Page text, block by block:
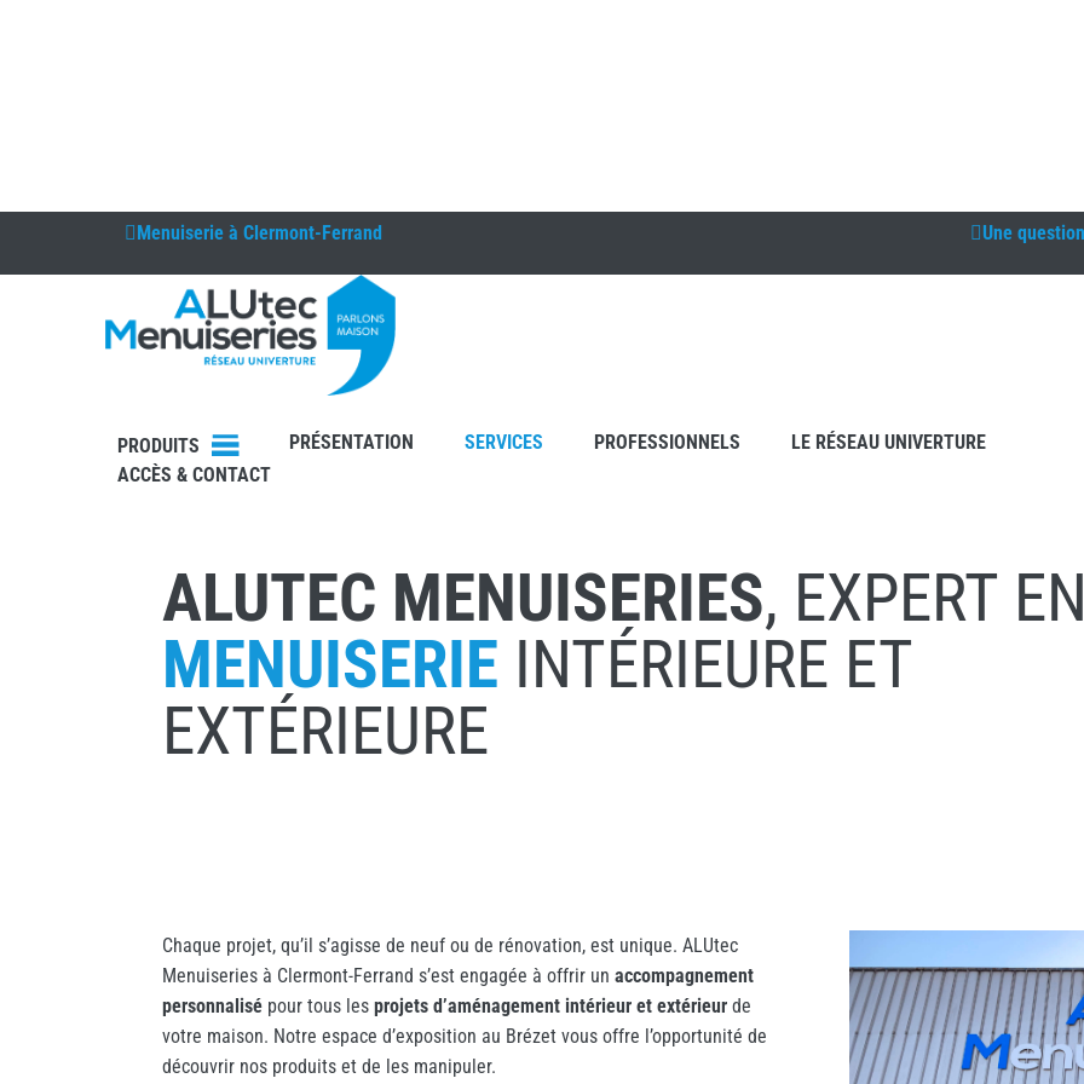
Menuiserie à Clermont-Ferrand Une
PRODUITS PRÉSENTATION SERVICES PROFESSIONNELS
LE RÉSEAU UNIVERTURE
ACCÈS & CONTACT
ALUTEC MENUISERIES, EXPERT
MENUISERIE INTÉRIEURE ET
EXTÉRIEURE
Chaque projet, qu’il s’agisse de neuf ou de rénovation, est unique. ALUtec
Menuiseries à Clermont-Ferrand s’est engagée à offrir unaccompagnement
personnalisé pour tous lesprojets d’aménagement intérieur et extérieurde
votre maison. Notre espace d’exposition au Brézet vous offre l’opportunité de
découvrir nos produits et de les manipuler.